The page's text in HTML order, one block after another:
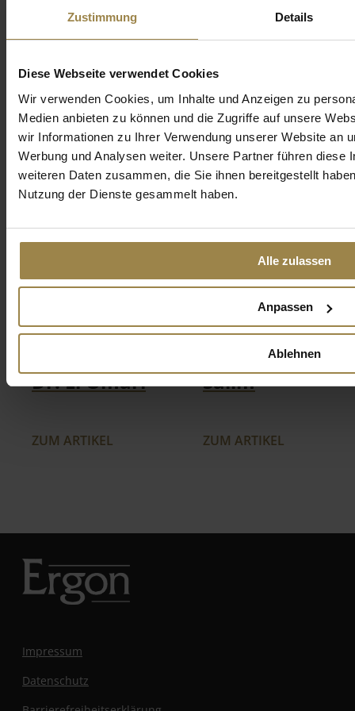
Zustimmung Details
Diese Webseite verwendet Cookies
Wir verwenden Cookies, um Inhalte und Anzeigen zu
Medien anbieten zu können und die Zugriffe auf unsere
wir Informationen zu Ihrer Verwendung unserer Website an
Werbung und Analysen weiter. Unsere Partner führen diese
weiteren Daten zusammen, die Sie ihnen bereitgestellt
Nutzung der Dienste gesammelt haben.
Alle zulassen
Anpassen
Ablehnen
Mail Facebook
X LinkedIn
Ähnliche Artikel
10.03.2025
mit
Dr. El Omari
ZUM ARTIKEL
10.07.2025
Interview
mit Dr.
Abdelghafar
Salim
ZUM ARTIKEL
Impressum
Datenschutz